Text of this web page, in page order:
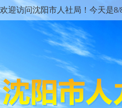
欢迎访问沈阳市人社局！今天是8/